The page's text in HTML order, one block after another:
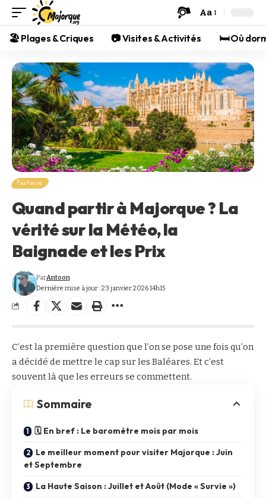
Aa
🏖️ Plages & Criques 📷 Visites & Activités 🛏️ Où
Pratique
Quand partir à Majorque ? La
vérité sur la Météo, la
Baignade et les Prix
Dernière mise à jour : 23 janvier 2026 14h15
ParAntoon
C’est la première question que l’on se pose une fois qu’on
a décidé de mettre le cap sur les Baléares. Et c’est
souvent là que les erreurs se commettent.
Sommaire
🗓️ En bref : Le baromètre mois par mois
Le meilleur moment pour visiter Majorque : Juin
et Septembre
La Haute Saison : Juillet et Août (Mode « Survie »)